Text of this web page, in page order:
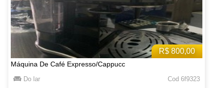
R$ 800,00
Máquina De Café Expresso/Cappucc
Do lar Cod 6f9323